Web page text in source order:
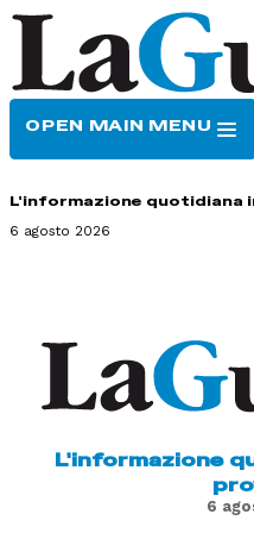
OPEN MAIN MENU
L'informazione quotidiana
6 agosto 2026
L'informazione
6